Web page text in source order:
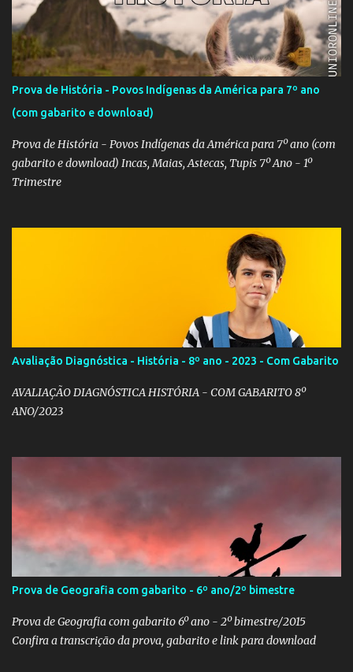
Prova de História - Povos Indígenas da América para 7º ano
(com gabarito e download)
Prova de História - Povos Indígenas da América para 7º ano (com
gabarito e download) Incas, Maias, Astecas, Tupis 7º Ano - 1º
Trimestre
Avaliação Diagnóstica - História - 8º ano - 2023 - Com Gabarito
AVALIAÇÃO DIAGNÓSTICA HISTÓRIA - COM GABARITO 8º
ANO/2023
Prova de Geografia com gabarito - 6º ano/2º bimestre
Prova de Geografia com gabarito 6º ano - 2º bimestre/2015
Confira a transcrição da prova, gabarito e link para download